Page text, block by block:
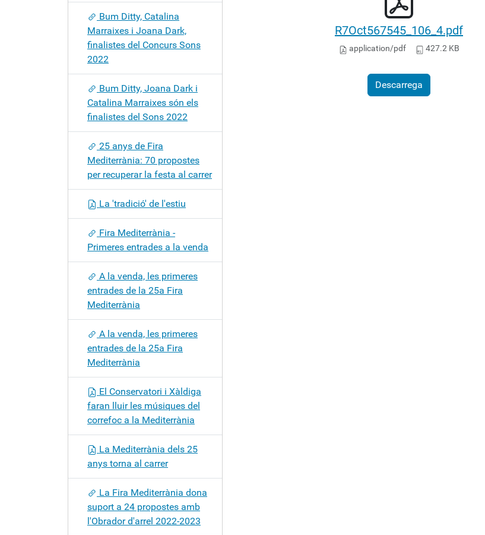
R7Oct567545_106_4.pdf
application/pdf 427.2 KB
Descarrega
ó
Bum Ditty, Catalina
Marraixes i Joana Dark,
finalistes del Concurs Sons
2022
Bum Ditty, Joana Dark i
Catalina Marraixes són els
finalistes del Sons 2022
25 anys de Fira
Mediterrània: 70 propostes
per recuperar la festa al carrer
La 'tradició' de l'estiu
Fira Mediterrània -
Primeres entrades a la venda
A la venda, les primeres
entrades de la 25a Fira
Mediterrània
A la venda, les primeres
entrades de la 25a Fira
Mediterrània
El Conservatori i Xàldiga
faran lluir les músiques del
correfoc a la Mediterrània
La Mediterrània dels 25
anys torna al carrer
La Fira Mediterrània dona
suport a 24 propostes amb
l'Obrador d'arrel 2022-2023